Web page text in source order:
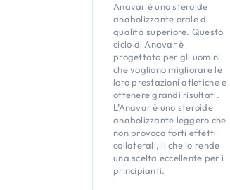
Anavar è uno steroide
anabolizzante orale di
qualità superiore. Questo
ciclo di Anavar è
progettato per gli uomini
che vogliono migliorare le
loro prestazioni atletiche e
ottenere grandi risultati.
L’Anavar è uno steroide
anabolizzante leggero che
non provoca forti effetti
collaterali, il che lo rende
una scelta eccellente per i
principianti.